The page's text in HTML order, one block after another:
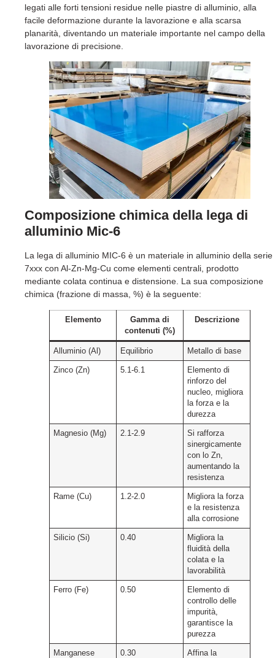
legati alle forti tensioni residue nelle piastre di alluminio, alla
facile deformazione durante la lavorazione e alla scarsa
planarità, diventando un materiale importante nel campo della
lavorazione di precisione.
Composizione chimica della lega di
alluminio Mic-6
La lega di alluminio MIC-6 è un materiale in alluminio della serie
7xxx con Al-Zn-Mg-Cu come elementi centrali, prodotto
mediante colata continua e distensione. La sua composizione
chimica (frazione di massa, %) è la seguente:
Elemento
Gamma di
contenuti (%)
Descrizione
Alluminio (Al) Equilibrio Metallo di base
Zinco (Zn) 5.1-6.1
Elemento di
rinforzo del
nucleo, migliora
la forza e la
durezza
Magnesio (Mg) 2.1-2.9
Si rafforza
sinergicamente
con lo Zn,
aumentando la
resistenza
Rame (Cu) 1.2-2.0
Migliora la forza
e la resistenza
alla corrosione
Silicio (Si) 0.40
Migliora la
fluidità della
colata e la
lavorabilità
Ferro (Fe) 0.50
Elemento di
controllo delle
impurità,
garantisce la
purezza
Manganese
0.30
Affina la